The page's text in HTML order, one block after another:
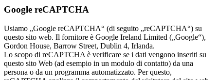
Google reCAPTCHA
Usiamo „Google reCAPTCHA“ (di seguito „reCAPTCHA“) su
questo sito web. Il fornitore è Google Ireland Limited („Google“),
Gordon House, Barrow Street, Dublin 4, Irlanda.
Lo scopo di reCAPTCHA è verificare se i dati vengono inseriti su
questo sito Web (ad esempio in un modulo di contatto) da una
persona o da un programma automatizzato. Per questo,